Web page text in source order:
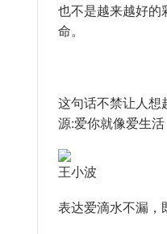
也不是越来越好的
命。
这句话不禁让人
源:爱你就像爱生活
王小波
表达爱滴水不漏，